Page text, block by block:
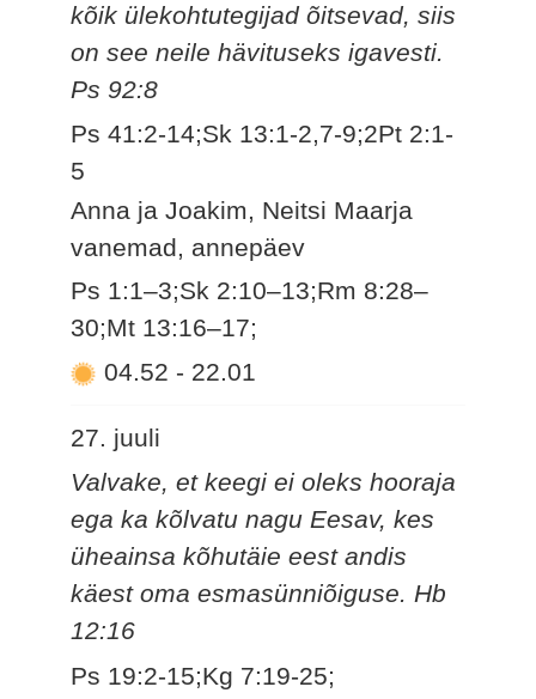
kõik ülekohtutegijad õitsevad, siis
on see neile hävituseks igavesti.
Ps 92:8
Ps 41:2-14;Sk 13:1-2,7-9;2Pt 2:1-
5
Anna ja Joakim, Neitsi Maarja
vanemad, annepäev
Ps 1:1–3;Sk 2:10–13;Rm 8:28–
30;Mt 13:16–17;
04.52 - 22.01
27. juuli
Valvake, et keegi ei oleks hooraja
ega ka kõlvatu nagu Eesav, kes
üheainsa kõhutäie eest andis
käest oma esmasünniõiguse. Hb
12:16
Ps 19:2-15;Kg 7:19-25;